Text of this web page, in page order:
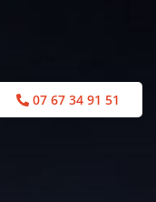
07 67 34 91 51